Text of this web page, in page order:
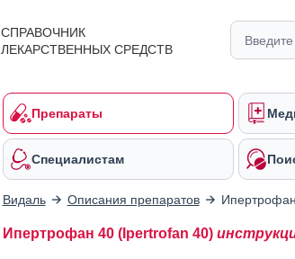
СПРАВОЧНИК
ЛЕКАРСТВЕННЫХ СРЕДСТВ
Препараты
Специалистам
Видаль Описания препаратов
Ипертрофан 40 (Ipertrofan 40)